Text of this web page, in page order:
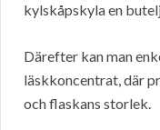
kylskåpskyla en
Därefter kan man
läskkoncentrat, där
och flaskans storlek.